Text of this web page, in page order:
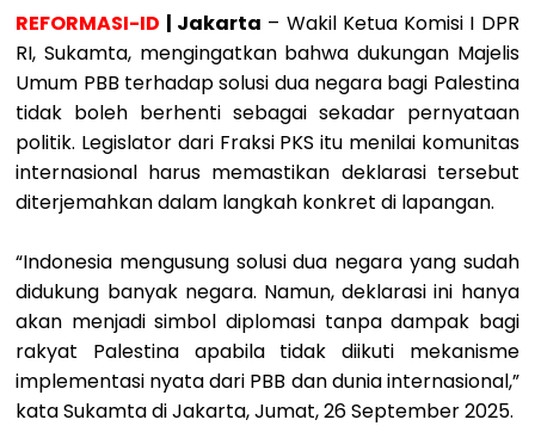
REFORMASI-ID | Jakarta – Wakil Ketua Komisi I DPR
RI, Sukamta, mengingatkan bahwa dukungan Majelis
Umum PBB terhadap solusi dua negara bagi Palestina
tidak boleh berhenti sebagai sekadar pernyataan
politik. Legislator dari Fraksi PKS itu menilai komunitas
internasional harus memastikan deklarasi tersebut
diterjemahkan dalam langkah konkret di lapangan.
“Indonesia mengusung solusi dua negara yang sudah
didukung banyak negara. Namun, deklarasi ini hanya
akan menjadi simbol diplomasi tanpa dampak bagi
rakyat Palestina apabila tidak diikuti mekanisme
implementasi nyata dari PBB dan dunia internasional,”
kata Sukamta di Jakarta, Jumat, 26 September 2025.